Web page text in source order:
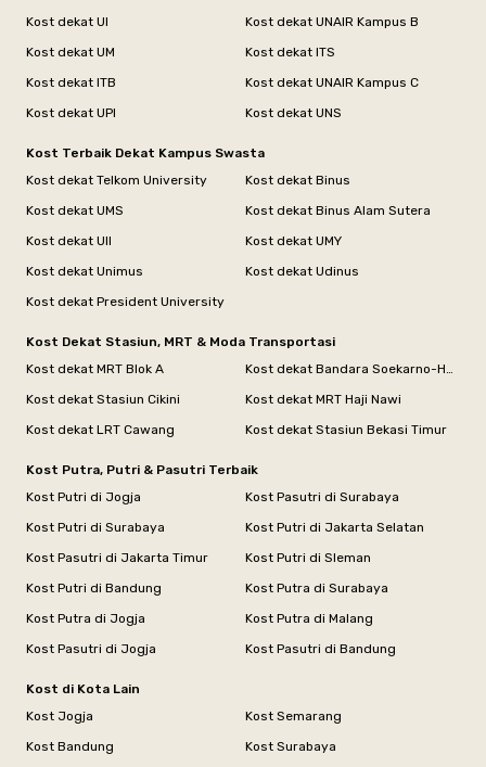
Kost dekat UI
Kost dekat UNAIR Kampus B
Kost dekat UM
Kost dekat ITS
Kost dekat ITB
Kost dekat UNAIR Kampus C
Kost dekat UPI
Kost dekat UNS
Kost Terbaik Dekat Kampus Swasta
Kost dekat Telkom University
Kost dekat Binus
Kost dekat UMS
Kost dekat Binus Alam Sutera
Kost dekat UII
Kost dekat UMY
Kost dekat Unimus
Kost dekat Udinus
Kost dekat President University
Kost Dekat Stasiun, MRT & Moda Transportasi
Kost dekat MRT Blok A
Kost dekat Stasiun Cikini
Kost dekat MRT Haji Nawi
Kost dekat LRT Cawang
Kost dekat Stasiun Bekasi Timur
Kost Putra, Putri & Pasutri Terbaik
Kost Putri di Jogja
Kost Pasutri di Surabaya
Kost Putri di Surabaya
Kost Putri di Jakarta Selatan
Kost Pasutri di Jakarta Timur
Kost Putri di Sleman
Kost Putri di Bandung
Kost Putra di Surabaya
Kost Putra di Jogja
Kost Putra di Malang
Kost Pasutri di Jogja
Kost Pasutri di Bandung
Kost di Kota Lain
Kost Jogja
Kost Semarang
Kost Bandung
Kost Surabaya